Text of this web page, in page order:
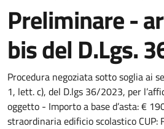
Preliminare -
bis del D.Lgs.
Dettaglio del documento
Procedura negoziata sotto soglia ai
1, lett. c), del D.lgs 36/2023, per
oggetto - Importo a base d’asta: €
straordinaria edificio scolastico